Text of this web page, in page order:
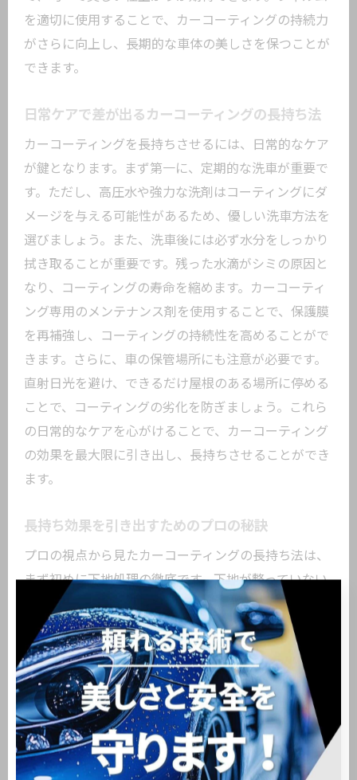
を適切に使用することで、カーコーティングの持続力
がさらに向上し、長期的な車体の美しさを保つことが
できます。
日常ケアで差が出るカーコーティングの長持ち法
カーコーティングを長持ちさせるには、日常的なケア
が鍵となります。まず第一に、定期的な洗車が重要で
す。ただし、高圧水や強力な洗剤はコーティングにダ
メージを与える可能性があるため、優しい洗車方法を
選びましょう。また、洗車後には必ず水分をしっかり
拭き取ることが重要です。残った水滴がシミの原因と
なり、コーティングの寿命を縮めます。カーコーティ
ング専用のメンテナンス剤を使用することで、保護膜
を再補強し、コーティングの持続性を高めることがで
きます。さらに、車の保管場所にも注意が必要です。
直射日光を避け、できるだけ屋根のある場所に停める
ことで、コーティングの劣化を防ぎましょう。これら
の日常的なケアを心がけることで、カーコーティング
の効果を最大限に引き出し、長持ちさせることができ
ます。
長持ち効果を引き出すためのプロの秘訣
プロの視点から見たカーコーティングの長持ち法は、
まず初めに下地処理の徹底です。下地が整っていない
と、どんなに優れたコーティングを施しても、効果は
半減してしまいます。また、コーティングを施した後
には、定期的な点検とメンテナンスが必要です。プロ
は、専用の機材と洗練された技術を用いて、劣化した
部分を細かく補修します。さらに、保護フィルムを併
用することで、コーティングの耐久性を一段と高める
ことが可能です。これにより、コーティングの剥がれ
や色褪せを防ぎ、車の美しい状態を長期間維持できま